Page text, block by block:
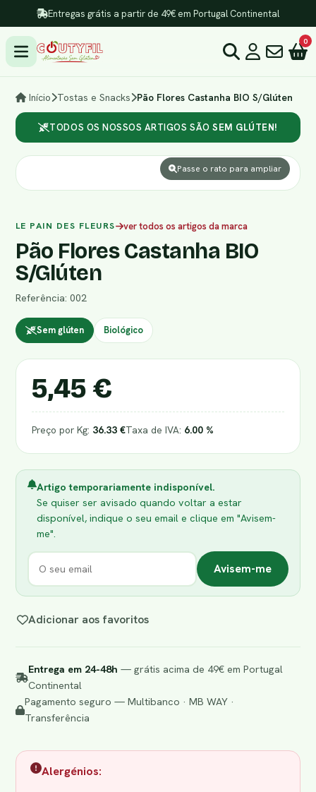
Entregas grátis a partir de 49€ em Portugal Continental
0
Início Tostas e Snacks Pão Flores Castanha BIO S/Glúten
TODOS OS NOSSOS ARTIGOS SÃO SEM GLÚTEN!
Passe o rato para ampliar
LE PAIN DES FLEURS ver todos os artigos da marca
Pão Flores Castanha BIO
S/Glúten
Referência: 002
Sem glúten Biológico
5,45 €
Preço por Kg: 36.33 €Taxa de IVA: 6.00 %
Artigo temporariamente indisponível.
Se quiser ser avisado quando voltar a estar
disponível, indique o seu email e clique em "Avisem-
me".
Avisem-me
Adicionar aos favoritos
Entrega em 24-48h — grátis acima de 49€ em Portugal
Continental
Pagamento seguro — Multibanco · MB WAY ·
Transferência
Alergénios: